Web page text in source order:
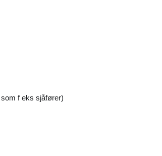
f eks sjåfører)